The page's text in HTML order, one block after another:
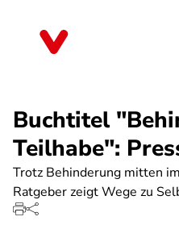
Buchtitel
Teilhabe":
Trotz Behinderung mitten
Ratgeber zeigt Wege zu